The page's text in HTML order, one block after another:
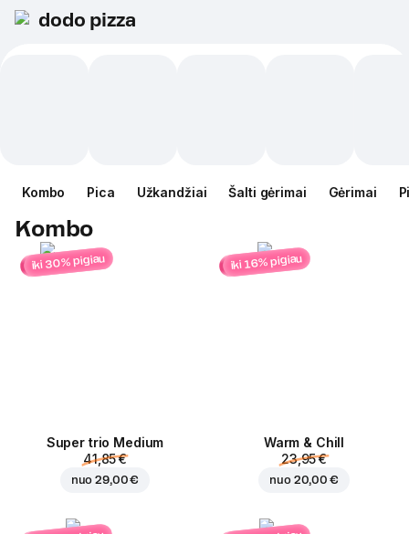
dodo pizza
Kombo Pica Užkandžiai Šalti gėrimai Gėrimai
Kombo
iki 30% pigiau
Super trio Medium
41,85 €
nuo29,00 €
iki 16% pigiau
Warm & Chill
23,95 €
nuo 20,00 €